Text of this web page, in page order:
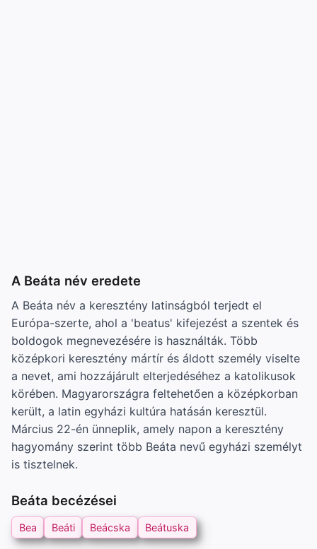
A Beáta név eredete
A Beáta név a keresztény latinságból terjedt el
Európa-szerte, ahol a 'beatus' kifejezést a szentek és
boldogok megnevezésére is használták. Több
középkori keresztény mártír és áldott személy viselte
a nevet, ami hozzájárult elterjedéséhez a katolikusok
körében. Magyarországra feltehetően a középkorban
került, a latin egyházi kultúra hatásán keresztül.
Március 22-én ünneplik, amely napon a keresztény
hagyomány szerint több Beáta nevű egyházi személyt
is tisztelnek.
Beáta becézései
Bea Beáti Beácska Beátuska